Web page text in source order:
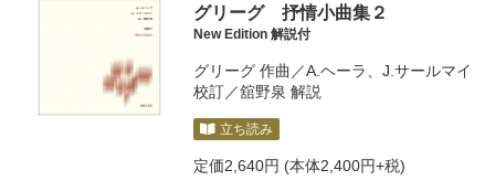
グリーグ 抒情小曲集２
New Edition 解説付
グリーグ 作曲／A.ヘーラ
J.サールマイ
校訂／舘野泉 解説
立ち読み
定価2,640円 (本体2,400円+税)